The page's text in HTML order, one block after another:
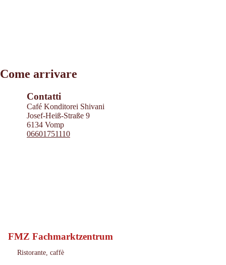
Come arrivare
©tiris2026
OpenStreetMap contributors 2026
Contatti
Café Konditorei Shivani
Josef-Heiß-Straße 9
6134 Vomp
06601751110
FMZ Fachmarktzentrum
Località:
Imst
Ristorante, caffè